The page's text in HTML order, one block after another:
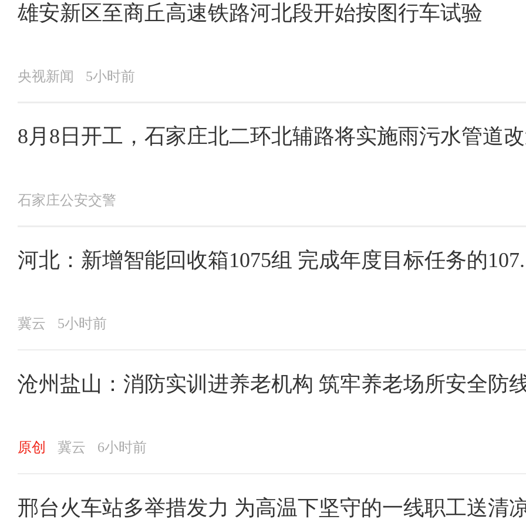
雄安新区至商丘高速铁路河北段开始按图行车试验
央视新闻 5小时前
8月8日开工，石家庄北二环北辅路将实施雨污水管道
石家庄公安交警
河北：新增智能回收箱1075组 完成年度目标任务的
冀云 5小时前
沧州盐山：消防实训进养老机构 筑牢养老场所安全防
原创 冀云 6小时前
邢台火车站多举措发力 为高温下坚守的一线职工送清